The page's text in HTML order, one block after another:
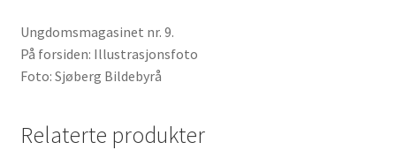
Ungdomsmagasinet nr. 9.
På forsiden: Illustrasjonsfoto
Foto: Sjøberg Bildebyrå
Relaterte produkter